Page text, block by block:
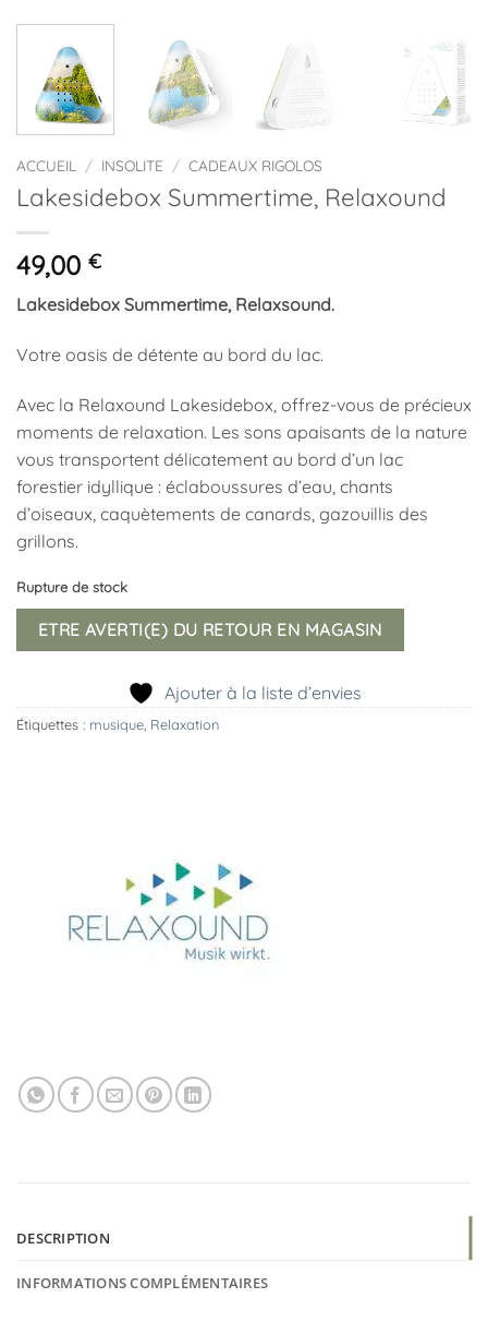
ACCUEIL / INSOLITE / CADEAUX RIGOLOS
Lakesidebox Summertime, Relaxound
49,00 €
Lakesidebox Summertime, Relaxsound.
Votre oasis de détente au bord du lac.
Avec la Relaxound Lakesidebox, offrez-vous de précieux
moments de relaxation. Les sons apaisants de la nature
vous transportent délicatement au bord d’un lac
forestier idyllique : éclaboussures d’eau, chants
d’oiseaux, caquètements de canards, gazouillis des
grillons.
Rupture de stock
ETRE AVERTI(E) DU RETOUR EN MAGASIN
Ajouter à la liste d’envies
Étiquettes : musique Relaxation
DESCRIPTION
INFORMATIONS COMPLÉMENTAIRES